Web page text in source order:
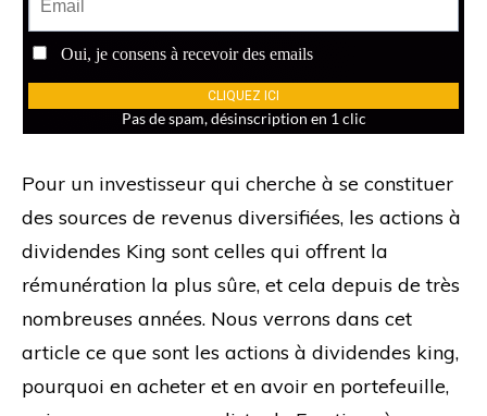
Pour un investisseur qui cherche à se constituer
des sources de revenus diversifiées, les actions à
dividendes King sont celles qui offrent la
rémunération la plus sûre, et cela depuis de très
nombreuses années. Nous verrons dans cet
article ce que sont les actions à dividendes king,
pourquoi en acheter et en avoir en portefeuille,